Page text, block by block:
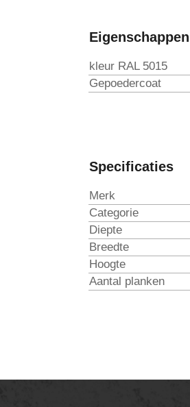
Eigenschappen
kleur RAL 5015
Gepoedercoat
Specificaties
Merk
Categorie
Diepte
Breedte
Hoogte
Aantal planken